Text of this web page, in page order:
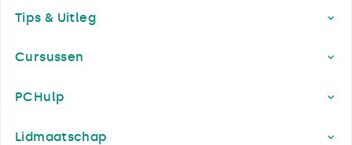
Tips & Uitleg
Cursussen
PCHulp
Lidmaatschap